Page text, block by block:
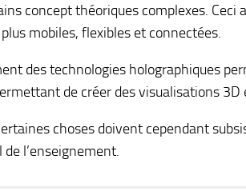
concept théoriques complexes.
mobiles, flexibles et connectées.
des technologies holographiques
de créer des visualisations
choses doivent cependant
de l’enseignement.